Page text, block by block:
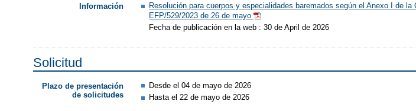
Información
Resolución para cuerpos y especialidades baremados según el Anexo I de
EFP/529/2023 de 26 de mayo
Fecha de publicación en la web : 30 de April de 2026
Solicitud
Plazo de presentación
de solicitudes
Desde el 04 de mayo de 2026
Hasta el 22 de mayo de 2026